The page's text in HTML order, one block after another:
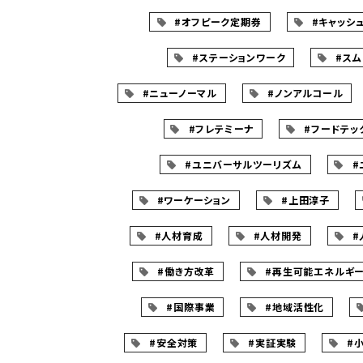
#オフピーク定期券 #キャッシ
#ステーションワーク #ス
#ニューノーマル #ノンアルコール
#フレテミーナ #フードテッ
#ユニバーサルツーリズム #
#ワーケーション #上田淳子
#人材育成 #人材開発 #
#働き方改革 #再生可能エネルギ
#国際事業 #地域活性化
#安全対策 #実証実験 #